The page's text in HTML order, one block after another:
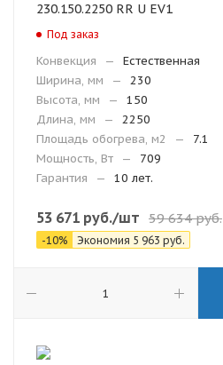
230.150.2250 RR U EV1
Под заказ
Конвекция —
Естественная
Ширина, мм
—
230
Высота, мм
—
150
Длина, мм
—
2250
Площадь обогрева, м2
—
7.1
Мощность, Вт
—
709
Гарантия
— 10 лет.
53 671 руб./шт 59 634руб.
-10% Экономия 5 963 руб.